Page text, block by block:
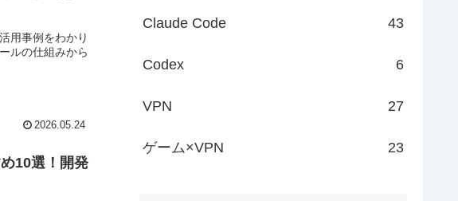
用事例をわかり
ルの仕組みから
2026.05.24
10選！開発
Claude Code 43
Codex 6
VPN 27
ゲーム×VPN 23